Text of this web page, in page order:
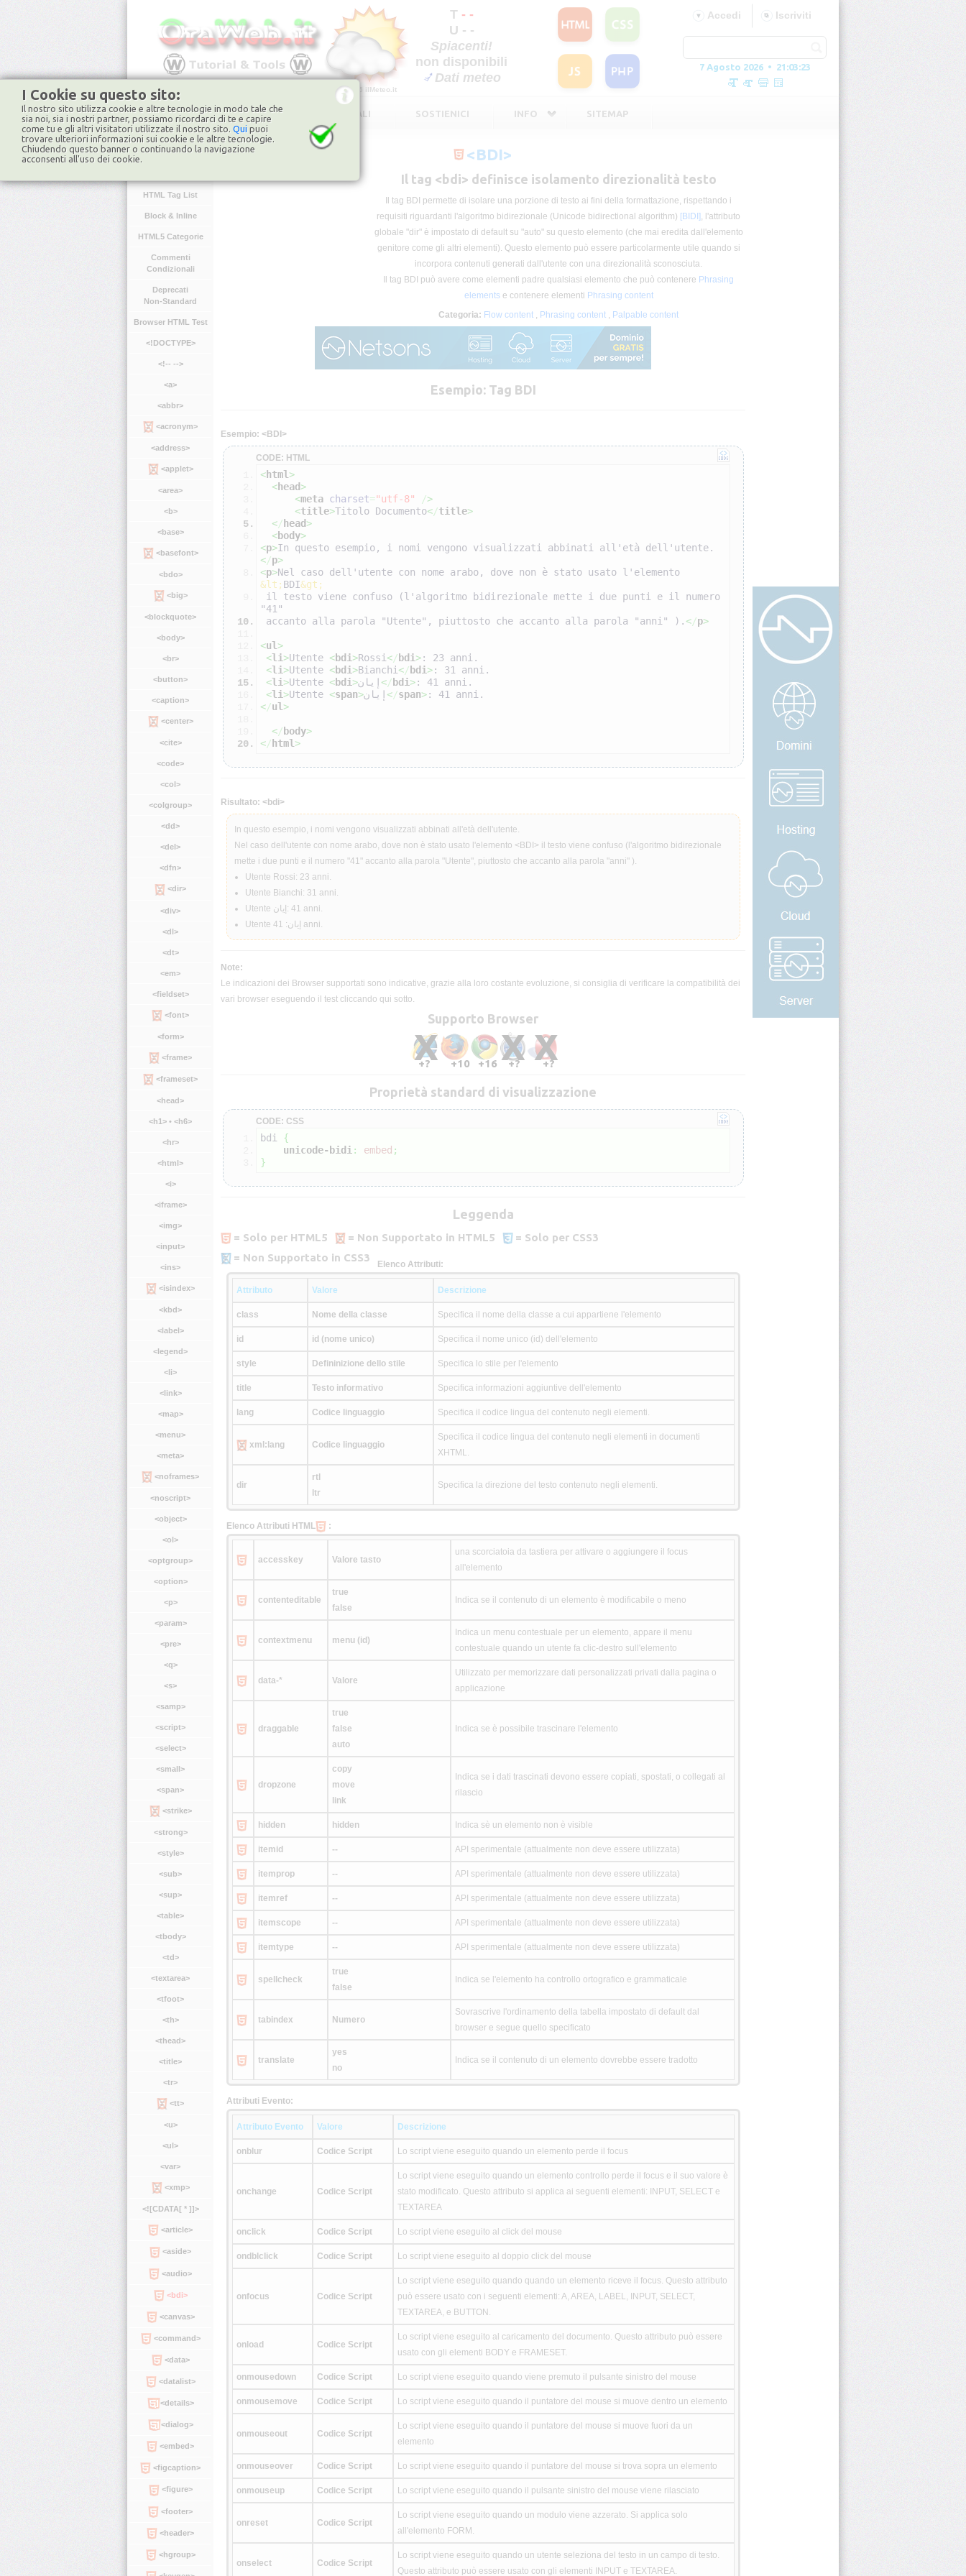
T - -
U - -
Spiacenti!
non disponibili
Dati meteo
©2026 ilMeteo.it
Iscriviti
Accedi
7 Agosto 2026 • 21:03:24
HOME FORUM NOTE LEGALI SOSTIENICI INFO SITEMAP
HTML
HTML Tag List
Block & Inline
HTML5 Categorie
Commenti
Condizionali
Deprecati
Non-Standard
Browser HTML Test
<!DOCTYPE>
<!-- -->
<a>
<abbr>
<acronym>
<address>
<applet>
<area>
<b>
<base>
<basefont>
<bdo>
<big>
<blockquote>
<body>
<br>
<button>
<caption>
<center>
<cite>
<code>
<col>
<colgroup>
<dd>
<del>
<dfn>
<dir>
<div>
<dl>
<dt>
<em>
<fieldset>
<font>
<form>
<frame>
<frameset>
<head>
<h1> • <h6>
<hr>
<html>
<i>
<iframe>
<img>
<input>
<ins>
<isindex>
<kbd>
<label>
<legend>
<li>
<link>
<map>
<menu>
<meta>
<noframes>
<noscript>
<object>
<ol>
<optgroup>
<option>
<p>
<param>
<pre>
<q>
<s>
<samp>
<script>
<select>
<small>
<span>
<strike>
<strong>
<style>
<sub>
<sup>
<table>
<tbody>
<td>
<textarea>
<tfoot>
<th>
<thead>
<title>
<tr>
<tt>
<u>
<ul>
<var>
<xmp>
<![CDATA[ * ]]>
<article>
<aside>
<audio>
<bdi>
<canvas>
<command>
<data>
<datalist>
<details>
<dialog>
<embed>
<figcaption>
<figure>
<footer>
<header>
<hgroup>
<BDI>
Il tag <bdi> definisce isolamento direzionalità testo
Il tag BDI permette di isolare una porzione di testo ai fini della formattazione, rispettando i
requisiti riguardanti l'algoritmo bidirezionale (Unicode bidirectional algorithm) [BIDI] , l'attributo
globale "dir" è impostato di default su "auto" su questo elemento (che mai eredita dall'elemento
genitore come gli altri elementi). Questo elemento può essere particolarmente utile quando si
incorpora contenuti generati dall'utente con una direzionalità sconosciuta.
Il tag BDI può avere come elementi padre qualsiasi elemento che può contenere Phrasing
elementse contenere elementi Phrasing content
Categoria: Flow content , Phrasing content , Palpable content
Esempio: Tag BDI
Esempio: <BDI>
CODE: HTML
<html >
<head>
<meta charset="utf-8" />
<title>Titolo Documento</title>
</ head>
<body>
<p>In questo esempio, i nomi vengono visualizzati abbinati all'età dell'utente.
</p>
<p>
Nel caso dell'utente con nome arabo, dove non è stato usato l'elemento
&lt; BDI&gt;
"41"
accanto alla parola "Utente", piuttosto che accanto alla parola "anni" ).</p>
<ul >
<li>Utente <bdi>Rossi</ bdi>: 23 anni.
<li>Utente <bdi>Bianchi</ bdi>: 31 anni.
<li>Utente <bdi>إيان </ bdi>: 41 anni.
<li>Utente <span>إيان </span>: 41 anni.
</ul >
</ body>
</ html >
Risultato: <bdi>
In questo esempio, i nomi vengono visualizzati abbinati all'età dell'utente.
Nel caso dell'utente con nome arabo, dove non è stato usato l'elemento <BDI> il testo viene confuso (l'algoritmo bidirezionale
mette i due punti e il numero "41" accanto alla parola "Utente", piuttosto che accanto alla parola "anni" ).
Utente Rossi: 23 anni.
Utente Bianchi: 31 anni.
Utente إيان : 41 anni.
Utente
إيان : 41 anni.
Note:
Le indicazioni dei Browser supportati sono indicative, grazie alla loro costante evoluzione, si consiglia di verificare la compatibilità dei
vari browser eseguendo il test cliccando qui sotto.
X
+? +10 +16 X
+? X
+?
Supporto Browser
Proprietà standard di visualizzazione
CODE: CSS
bdi {
unicode-bidi : embed ;
}
Leggenda
= Solo per HTML5 = Non Supportato in HTML5
= Solo per CSS3
= Non Supportato in CSS3
Elenco Attributi:
Attributo Valore Descrizione
class Nome della classe Specifica il nome della classe a cui appartiene l'elemento
id id (nome unico) Specifica il nome unico (id) dell'elemento
style Defininizione dello stile Specifica lo stile per l'elemento
title Testo informativo Specifica informazioni aggiuntive dell'elemento
lang Codice linguaggio Specifica il codice lingua del contenuto negli elementi.
xml:lang Codice linguaggio
Specifica il codice lingua del contenuto negli elementi in documenti
XHTML.
dir
rtl
ltr
Specifica la direzione del testo contenuto negli elementi.
Elenco Attributi HTML :
accesskey Valore tasto
una scorciatoia da tastiera per attivare o aggiungere il focus
all'elemento
contenteditable
true
false
Indica se il contenuto di un elemento è modificabile o meno
contextmenu menu (id)
Indica un menu contestuale per un elemento, appare il menu
contestuale quando un utente fa clic-destro sull'elemento
data-* Valore
Utilizzato per memorizzare dati personalizzati privati dalla pagina o
applicazione
draggable
true
false
auto
Indica se è possibile trascinare l'elemento
dropzone
copy
move
link
Indica se i dati trascinati devono essere copiati, spostati, o collegati al
rilascio
hidden hidden Indica sè un elemento non è visible
itemid -- API sperimentale (attualmente non deve essere utilizzata)
itemprop -- API sperimentale (attualmente non deve essere utilizzata)
itemref -- API sperimentale (attualmente non deve essere utilizzata)
itemscope -- API sperimentale (attualmente non deve essere utilizzata)
itemtype -- API sperimentale (attualmente non deve essere utilizzata)
spellcheck
true
false
Indica se l'elemento ha controllo ortografico e grammaticale
tabindex Numero
Sovrascrive l'ordinamento della tabella impostato di default dal
browser e segue quello specificato
translate
yes
no
Indica se il contenuto di un elemento dovrebbe essere tradotto
Attributi Evento:
Attributo Evento Valore Descrizione
onblur Codice Script Lo script viene eseguito quando un elemento perde il focus
onchange Codice Script
Lo script viene eseguito quando un elemento controllo perde il focus e il suo valore è
stato modificato. Questo attributo si applica ai seguenti elementi: INPUT, SELECT e
TEXTAREA
onclick Codice Script Lo script viene eseguito al click del mouse
ondblclick Codice Script Lo script viene eseguito al doppio click del mouse
onfocus Codice Script
Lo script viene eseguito quando quando un elemento riceve il focus. Questo attributo
può essere usato con i seguenti elementi: A, AREA, LABEL, INPUT, SELECT,
TEXTAREA, e BUTTON.
onload Codice Script
Lo script viene eseguito al caricamento del documento. Questo attributo può essere
usato con gli elementi BODY e FRAMESET.
onmousedown Codice Script Lo script viene eseguito quando viene premuto il pulsante sinistro del mouse
onmousemove Codice Script Lo script viene eseguito quando il puntatore del mouse si muove dentro un elemento
onmouseout Codice Script
Lo script viene eseguito quando il puntatore del mouse si muove fuori da un
elemento
onmouseover Codice Script Lo script viene eseguito quando il puntatore del mouse si trova sopra un elemento
onmouseup Codice Script Lo script viene eseguito quando il pulsante sinistro del mouse viene rilasciato
onreset Codice Script
Lo script viene eseguito quando un modulo viene azzerato. Si applica solo
all'elemento FORM.
onselect Codice Script
Lo script viene eseguito quando un utente seleziona del testo in un campo di testo.
Questo attributo può essere usato con gli elementi INPUT e TEXTAREA.
I Cookie su questo sito:
Il nostro sito utilizza cookie e altre tecnologie in modo tale che
sia noi, sia i nostri partner, possiamo ricordarci di te e capire
come tu e gli altri visitatori utilizzate il nostro sito. Qui puoi
trovare ulteriori informazioni sui cookie e le altre tecnologie.
Chiudendo questo banner o continuando la navigazione
acconsenti all'uso dei cookie.